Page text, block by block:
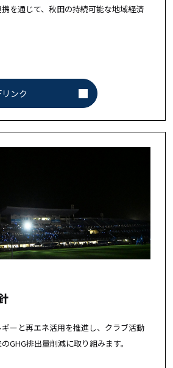
を通じて、秋田の持続可能な地域経済
ンク
ーと再エネ活用を推進し、クラブ活動
GHG排出量削減に取り組みます。